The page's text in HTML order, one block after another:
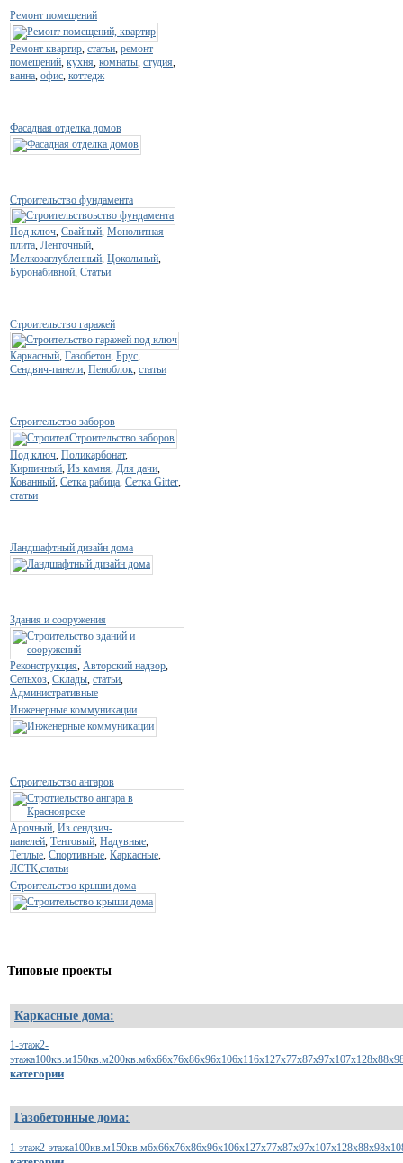
Ремонт помещений
Ремонт квартир статьи ремонт
помещений кухня комнаты студия
ванна офис коттедж
Фасадная отделка домов
Строительство фундамента
Под ключ Свайный Монолитная
плита Ленточный
Мелкозаглубленный Цокольный
Буронабивной Статьи
Строительство гаражей
Каркасный Газобетон Брус
Сендвич-панели Пеноблок статьи
Строительство заборов
Под ключ Поликарбонат,
Кирпичный Из камня Для дачи
Кованный Сетка рабица Сетка Gitter
статьи
Ландшафтный дизайн дома
Здания и сооружения
Реконструкция Авторский надзор
Сельхоз Склады статьи
Административные
Инженерные коммуникации
Строительство ангаров
Арочный Из сендвич-
панелей Тентовый Надувные
Теплые Спортивные Каркасные
ЛСТК статьи
Строительство крыши дома
Типовые проекты
Каркасные дома:
1-этаж2-
этажа100кв.м150кв.м200кв.м6х66х76х86х96х106х116х127х77х87х97х107х128х88х9
категории
Газобетонные дома:
1-этаж2-этажа100кв.м150кв.м6x66x76x86x96x106x127x77x87x97x107x128x88x98x10